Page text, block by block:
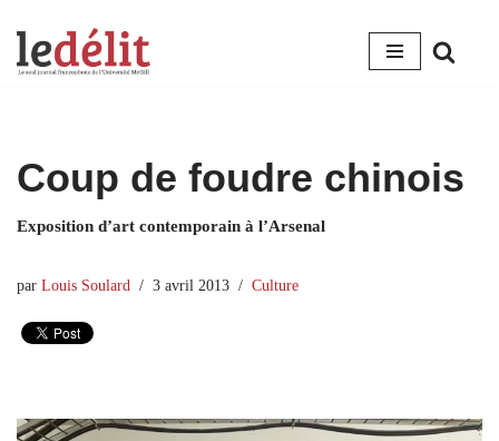
Aller
Coup de foudre chinois
Exposition d’art contemporain à l’Arsenal
par Louis Soulard 3 avril 2013 Culture